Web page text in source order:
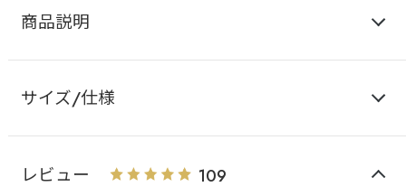
商品説明
サイズ/仕様
レビュー 109